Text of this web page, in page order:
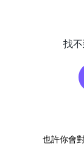
找
也許你會